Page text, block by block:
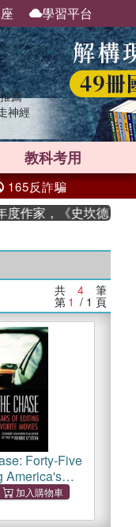
學習平台
薦
神經
教科考用
165反詐騙
家，《史坎德》系列
共 4 筆
第 1 / 1 頁
Forty-Five
America's